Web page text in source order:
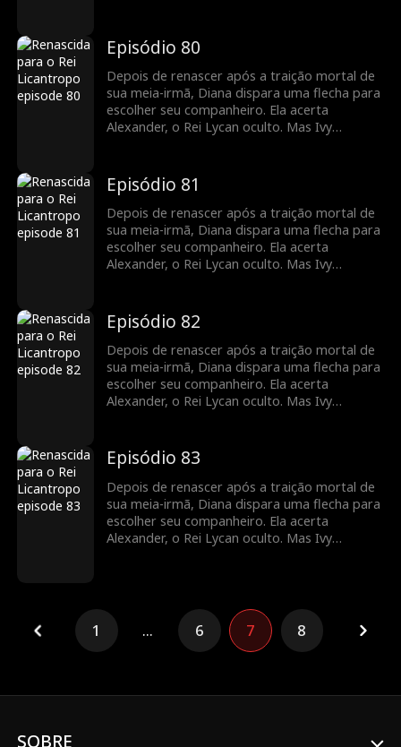
reescrever o próprio destino antes que seja
tarde demais.
Episódio 80
Depois de renascer após a traição mortal de
sua meia-irmã, Diana dispara uma flecha para
escolher seu companheiro. Ela acerta
Alexander, o Rei Lycan oculto. Mas Ivy
reescrever o próprio destino antes que seja
tarde demais.
Episódio 81
Depois de renascer após a traição mortal de
sua meia-irmã, Diana dispara uma flecha para
escolher seu companheiro. Ela acerta
Alexander, o Rei Lycan oculto. Mas Ivy
reescrever o próprio destino antes que seja
tarde demais.
Episódio 82
Depois de renascer após a traição mortal de
sua meia-irmã, Diana dispara uma flecha para
escolher seu companheiro. Ela acerta
Alexander, o Rei Lycan oculto. Mas Ivy
reescrever o próprio destino antes que seja
tarde demais.
Episódio 83
Depois de renascer após a traição mortal de
sua meia-irmã, Diana dispara uma flecha para
escolher seu companheiro. Ela acerta
Alexander, o Rei Lycan oculto. Mas Ivy
1 ... 6 7 8
SOBRE